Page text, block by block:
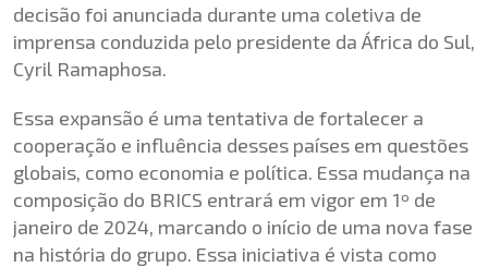
decisão foi anunciada durante uma coletiva de
imprensa conduzida pelo presidente da África do Sul,
Cyril Ramaphosa.
Essa expansão é uma tentativa de fortalecer a
cooperação e influência desses países em questões
globais, como economia e política. Essa mudança na
composição do BRICS entrará em vigor em 1º de
janeiro de 2024, marcando o início de uma nova fase
na história do grupo. Essa iniciativa é vista como